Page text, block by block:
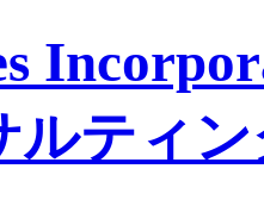
ルティ